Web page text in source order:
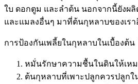
ใบ ดอกตูม และลำต้น นอกจากนี้ยังผ
และแมลงอื่นๆ มาที่ต้นกุหลาบของเรา
การป้องกันเพลี้ยในกุหลาบในเบื้องต้น
หมั่นรักษาความชื้นในดินให้เห
ต้นกุหลาบที่เพาะปลูกควรปลูก